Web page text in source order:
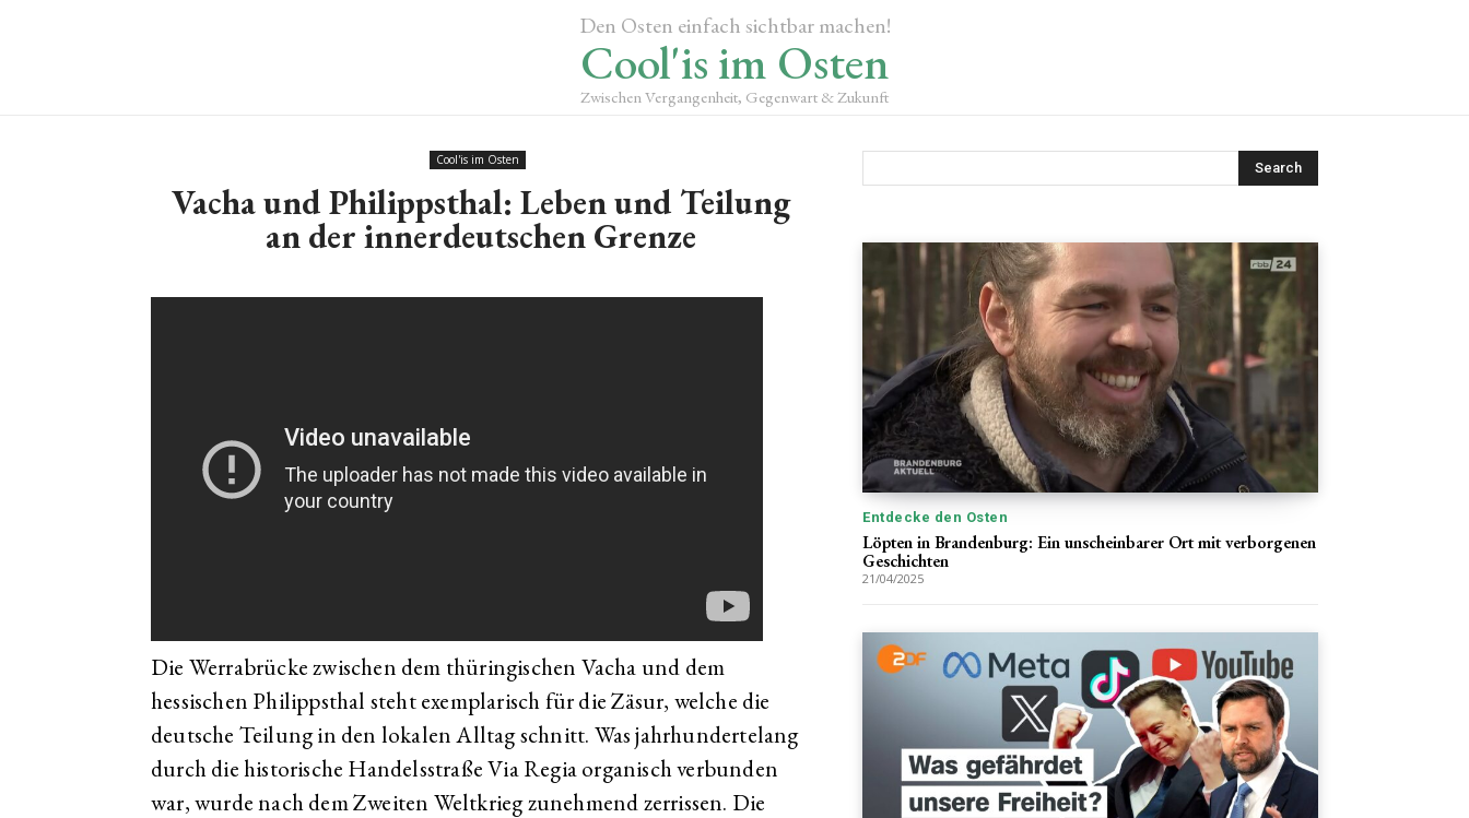
Den Osten einfach sichtbar machen!
Cool'is im Osten
Zwischen Vergangenheit, Gegenwart & Zukunft
Cool'is im Osten
Vacha und Philippsthal: Leben und Teilung
an der innerdeutschen Grenze
Die Werrabrücke zwischen dem thüringischen Vacha und dem
hessischen Philippsthal steht exemplarisch für die Zäsur, welche die
deutsche Teilung in den lokalen Alltag schnitt. Was jahrhundertelang
durch die historische Handelsstraße Via Regia organisch verbunden
war, wurde nach dem Zweiten Weltkrieg zunehmend zerrissen. Die
Search
Entdecke den Osten
Löpten in Brandenburg: Ein unscheinbarer Ort mit verborgenen
Geschichten
21/04/2025